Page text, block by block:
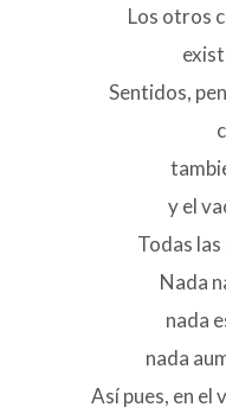
Los otros
Sentidos,
y el
Todas
Nada
nada
nada
Así pues, en el